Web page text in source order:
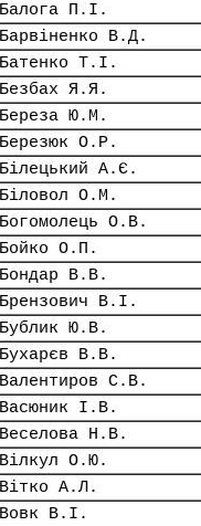
Балога П.І.
Барвіненко В.Д.
Батенко Т.І.
Безбах Я.Я.
Береза Ю.М.
Березюк О.Р.
Білецький А.Є.
Біловол О.М.
Богомолець О.В.
Бойко О.П.
Бондар В.В.
Брензович В.І.
Бублик Ю.В.
Бухарєв В.В.
Валентиров С.В.
Васюник І.В.
Веселова Н.В.
Вілкул О.Ю.
Вітко А.Л.
Вовк В.І.